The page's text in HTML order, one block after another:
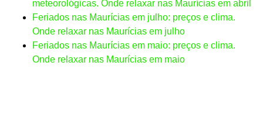
meteorológicas. Onde relaxar nas Maurícias em abril
Feriados nas Maurícias em julho: preços e clima.
Onde relaxar nas Maurícias em julho
Feriados nas Maurícias em maio: preços e clima.
Onde relaxar nas Maurícias em maio